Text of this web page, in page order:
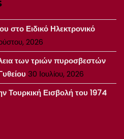
στο Ειδικό Ηλεκτρονικό
2026
των τριών πυροσβεστών
30 Ιουλίου, 2026
Τουρκική Εισβολή του 1974